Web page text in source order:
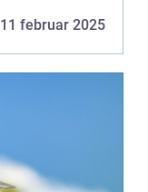
11 februar 2025